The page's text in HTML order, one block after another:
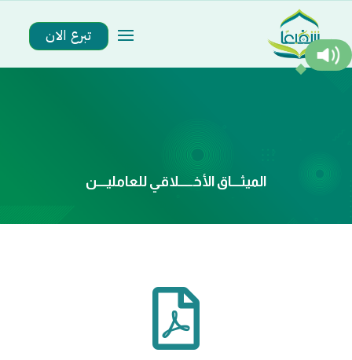
تبرع الان
الميثــــاق الأخــــــلاقي للعامليــــن
